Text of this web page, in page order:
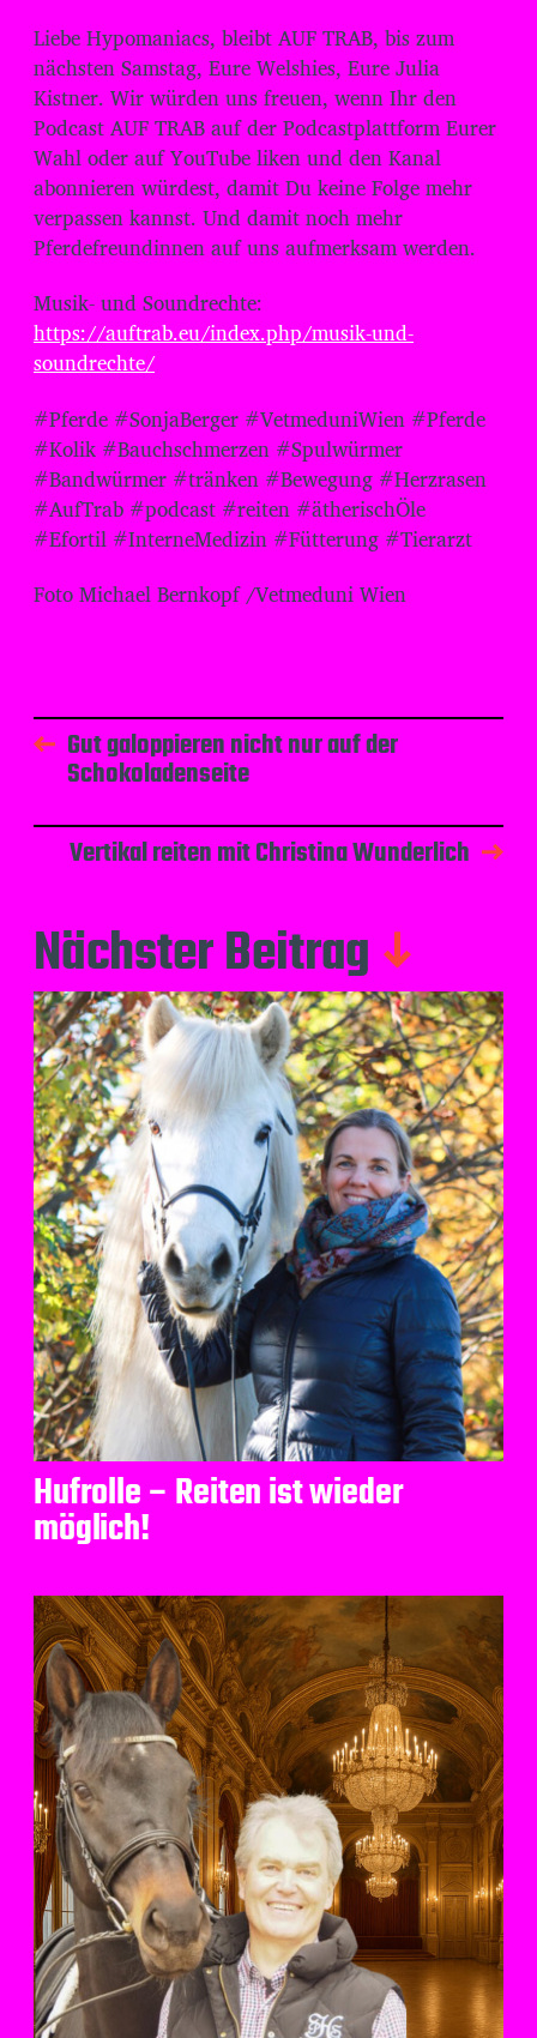
Liebe Hypomaniacs, bleibt AUF TRAB, bis zum
nächsten Samstag, Eure Welshies, Eure Julia
Kistner. Wir würden uns freuen, wenn Ihr den
Podcast AUF TRAB auf der Podcastplattform Eurer
Wahl oder auf YouTube liken und den Kanal
abonnieren würdest, damit Du keine Folge mehr
verpassen kannst. Und damit noch mehr
Pferdefreundinnen auf uns aufmerksam werden.
Musik- und Soundrechte:
https://auftrab.eu/index.php/musik-und-
soundrechte/
#Pferde #SonjaBerger #VetmeduniWien #Pferde
#Kolik #Bauchschmerzen #Spulwürmer
#Bandwürmer #tränken #Bewegung #Herzrasen
#AufTrab #podcast #reiten #ätherischÖle
#Efortil #InterneMedizin #Fütterung #Tierarzt
Foto Michael Bernkopf /Vetmeduni Wien
Gut galoppieren nicht nur auf der
Schokoladenseite
Vertikal reiten mit Christina Wunderlich
Nächster Beitrag
Hufrolle – Reiten ist wieder
möglich!